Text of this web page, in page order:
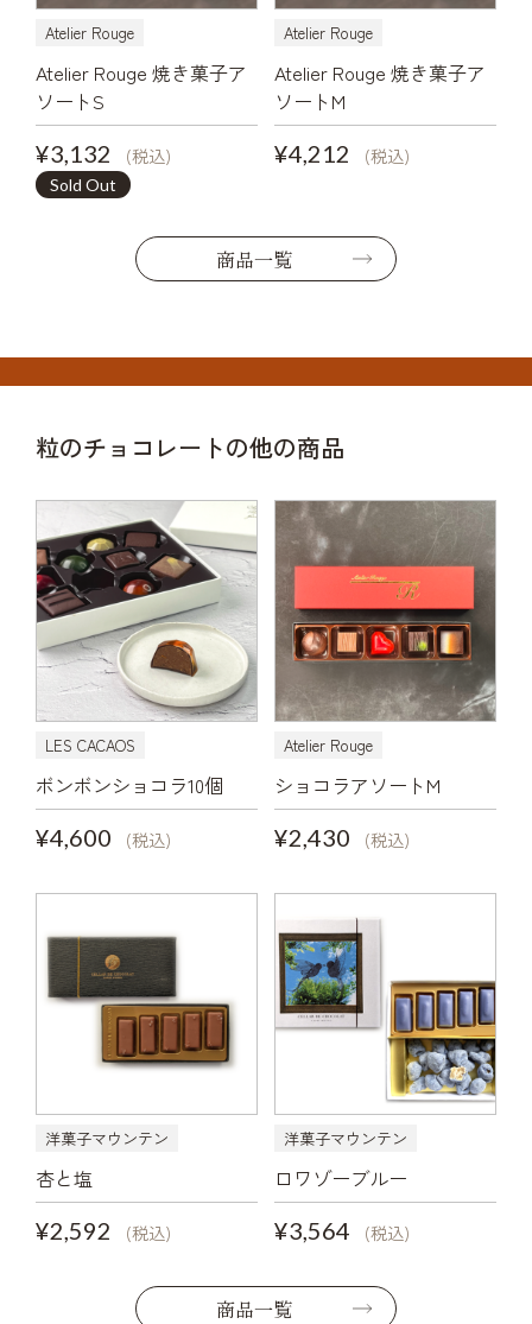
Atelier Rouge
Atelier Rouge 焼き菓子ア
ソートS
¥3,132
(税込)
Sold Out
Atelier Rouge
Atelier Rouge 焼き菓子ア
ソートM
¥4,212
(税込)
商品一覧
粒のチョコレートの他の商品
LES CACAOS
ボンボンショコラ10個
¥4,600
(税込)
Atelier Rouge
ショコラアソートM
¥2,430
(税込)
洋菓子マウンテン
杏と塩
¥2,592
(税込)
洋菓子マウンテン
ロワゾーブルー
¥3,564
(税込)
商品一覧